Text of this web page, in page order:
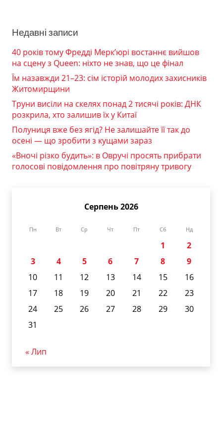
Недавні записи
40 років тому Фредді Мерк’юрі востаннє вийшов
на сцену з Queen: ніхто не знав, що це фінал
Їм назавжди 21–23: сім історій молодих захисників
Житомирщини
Труни висіли на скелях понад 2 тисячі років: ДНК
розкрила, хто залишив їх у Китаї
Полуниця вже без ягід? Не залишайте її так до
осені — що зробити з кущами зараз
«Вночі різко будить»: в Овручі просять прибрати
голосові повідомлення про повітряну тривогу
Серпень 2026
Пн Вт Ср Чт Пт Сб Нд
1
2
3
4 5 6 7 8
9
10
11 12 13 14 15
16
17
18 19 20 21 22
23
24
25 26 27 28 29
30
31
« Лип